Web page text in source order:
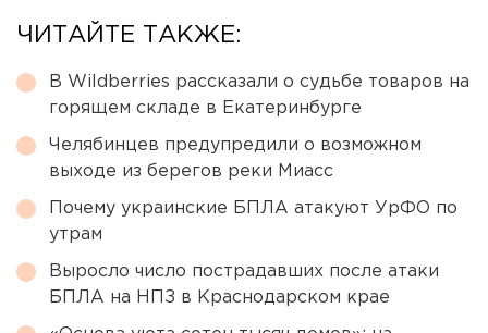
ЧИТАЙТЕ ТАКЖЕ:
В Wildberries рассказали о судьбе товаров на
горящем складе в Екатеринбурге
Челябинцев предупредили о возможном
выходе из берегов реки Миасс
Почему украинские БПЛА атакуют УрФО по
утрам
Выросло число пострадавших после атаки
БПЛА на НПЗ в Краснодарском крае